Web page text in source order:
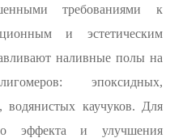
требованиями к
и эстетическим
наливные полы на
эпоксидных,
каучуков. Для
эффекта и улучшения